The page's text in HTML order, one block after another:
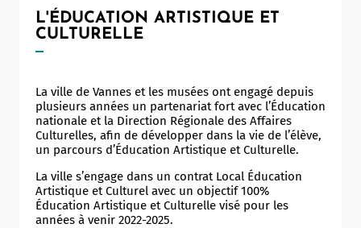
L'ÉDUCATION ARTISTIQUE ET
CULTURELLE
La ville de Vannes et les musées ont engagé depuis
plusieurs années un partenariat fort avec l’Éducation
nationale et la Direction Régionale des Affaires
Culturelles, afin de développer dans la vie de l’élève,
un parcours d’Éducation Artistique et Culturelle.
La ville s’engage dans un contrat Local Éducation
Artistique et Culturel avec un objectif 100%
Éducation Artistique et Culturelle visé pour les
années à venir 2022-2025.